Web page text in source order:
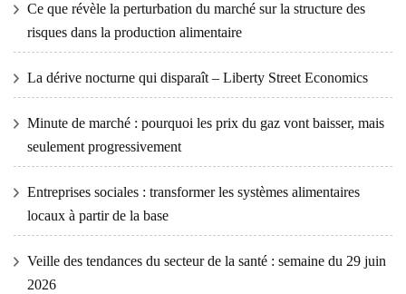
Ce que révèle la perturbation du marché sur la structure des
risques dans la production alimentaire
La dérive nocturne qui disparaît – Liberty Street Economics
Minute de marché : pourquoi les prix du gaz vont baisser, mais
seulement progressivement
Entreprises sociales : transformer les systèmes alimentaires
locaux à partir de la base
Veille des tendances du secteur de la santé : semaine du 29 juin
2026